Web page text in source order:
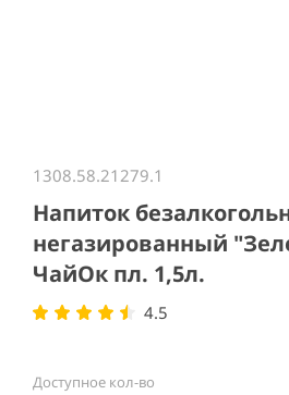
1308.58.21279.1
Напиток
негазированный
ЧайОк пл. 1,5л.
4.5
Доступное кол-во